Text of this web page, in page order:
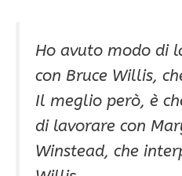
Ho avuto modo di
con Bruce Willis,
Il meglio però, è
di lavorare con
Winstead, che